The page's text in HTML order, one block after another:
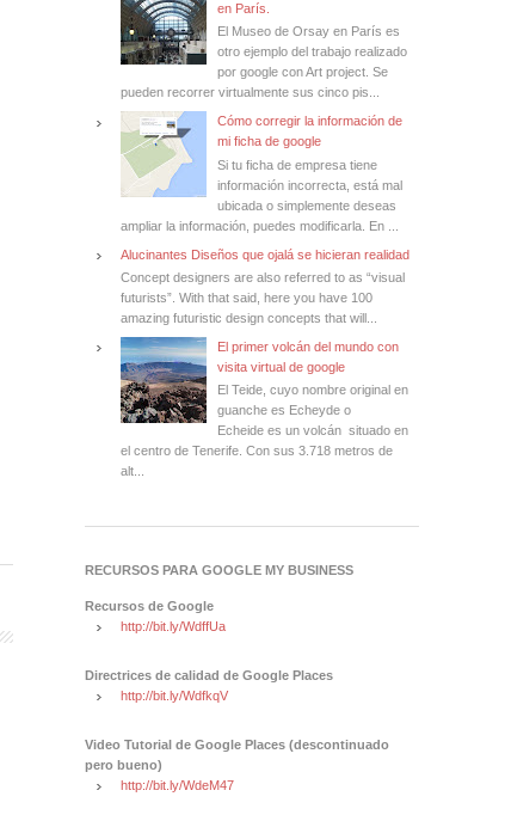
en París.
El Museo de Orsay en París es
otro ejemplo del trabajo realizado
por google con Art project. Se
pueden recorrer virtualmente sus cinco pis...
Cómo corregir la información de
mi ficha de google
Si tu ficha de empresa tiene
información incorrecta, está mal
ubicada o simplemente deseas
ampliar la información, puedes modificarla. En ...
Alucinantes Diseños que ojalá se hicieran realidad
Concept designers are also referred to as “visual
futurists”. With that said, here you have 100
amazing futuristic design concepts that will...
El primer volcán del mundo con
visita virtual de google
El Teide, cuyo nombre original en
guanche es Echeyde o
Echeide es un volcán situado en
el centro de Tenerife. Con sus 3.718 metros de
alt...
RECURSOS PARA GOOGLE MY BUSINESS
Recursos de Google
http://bit.ly/WdffUa
Directrices de calidad de Google Places
http://bit.ly/WdfkqV
Video Tutorial de Google Places (descontinuado
pero bueno)
http://bit.ly/WdeM47